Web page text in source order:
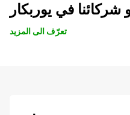
شركائنا في يوربكار
تعرّف الى المزيد